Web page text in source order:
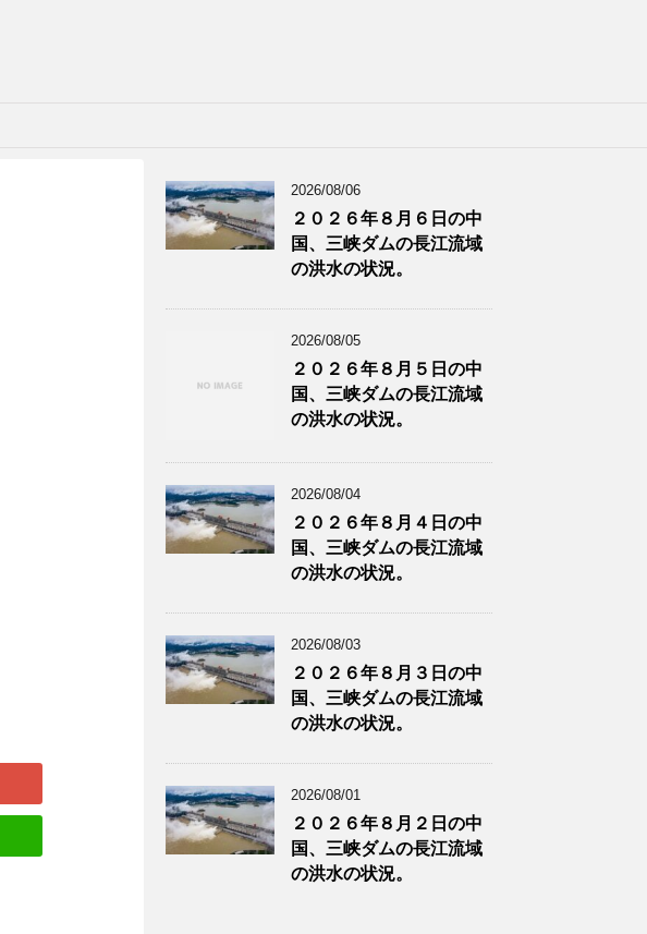
2026/08/06
２０２６年８月６日の中
国、三峡ダムの長江流域
の洪水の状況。
2026/08/05
２０２６年８月５日の中
国、三峡ダムの長江流域
の洪水の状況。
2026/08/04
２０２６年８月４日の中
国、三峡ダムの長江流域
の洪水の状況。
2026/08/03
２０２６年８月３日の中
国、三峡ダムの長江流域
の洪水の状況。
2026/08/01
２０２６年８月２日の中
国、三峡ダムの長江流域
の洪水の状況。